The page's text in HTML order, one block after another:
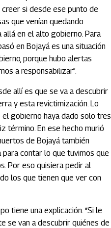
si desde ese punto de
que venían quedando
en el alto gobierno. Para
en Bojayá es una situación
porque hubo alertas
a responsabilizar”.
allí es que se va a descubrir
y esta revictimización. Lo
gobierno haya dado solo tres
término. En ese hecho murió
de Bojayá también
para contar lo que tuvimos que
Por eso quisiera pedir al
los que tienen que ver con
tiene una explicación. “Si le
se van a descubrir quiénes de